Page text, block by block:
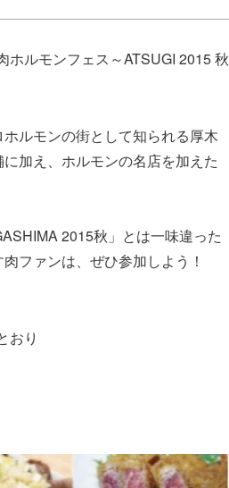
ルモンフェス～ATSUGI 2015 秋
ルモンの街として知られる厚木
加え、ホルモンの名店を加えた
2015秋」とは一味違った
ファンは、ぜひ参加しよう！
おり